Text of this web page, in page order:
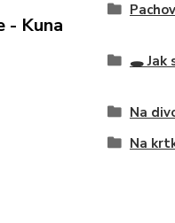
- Kuna
🕳️ Jak
Na
Na